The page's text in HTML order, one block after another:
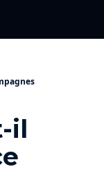
il